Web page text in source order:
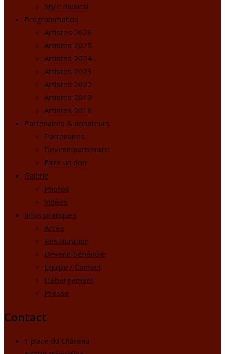
Style musical
Programmation
Artistes 2026
Artistes 2025
Artistes 2024
Artistes 2023
Artistes 2022
Artistes 2019
Artistes 2018
Partenaires & donateurs
Partenaires
Devenir partenaire
Faire un don
Galerie
Photos
Vidéos
Infos pratiques
Accès
Restauration
Devenir bénévole
Equipe / Contact
Hébergement
Presse
Contact
1 place du Château